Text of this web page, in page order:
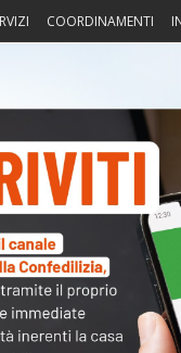
COORDINAMENTI
Portierato
un problema che
– “ciascun